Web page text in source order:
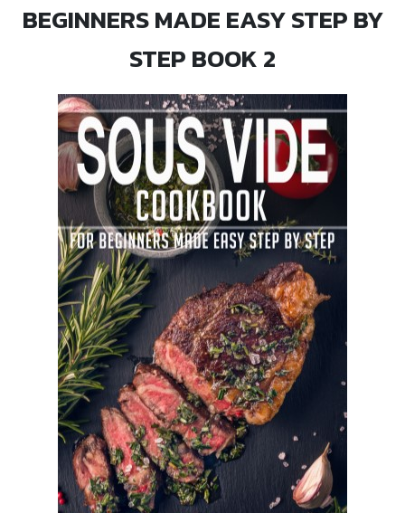
BEGINNERS MADE EASY STEP BY
STEP BOOK 2